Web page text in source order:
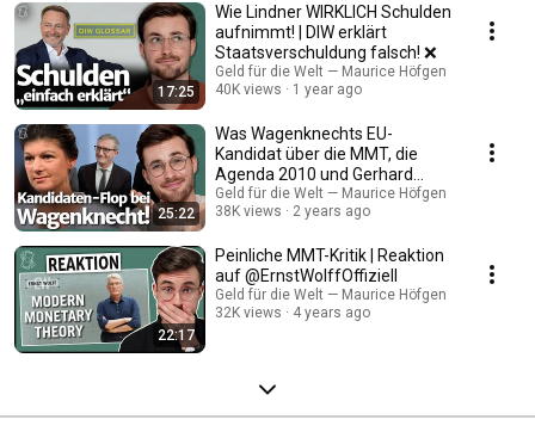
mit der Inflation? Was sind Staatsanleihen? Und was bedeutet all das für
Geld-, Fiskal-, und Handelspolitik?
17:25
Wie Lindner WIRKLICH Schulden
aufnimmt! | DIW erklärt
Staatsverschuldung falsch! ❌
Geld für die Welt — Maurice Höfgen
40K views
1 year ago
25:22
Was Wagenknechts EU-
Kandidat über die MMT, die
Agenda 2010 und Gerhard
Schröder denkt
Geld für die Welt — Maurice Höfgen
38K views
2 years ago
22:17
Peinliche MMT-Kritik | Reaktion
auf @ErnstWolffOffiziell
Geld für die Welt — Maurice Höfgen
32K views
4 years ago